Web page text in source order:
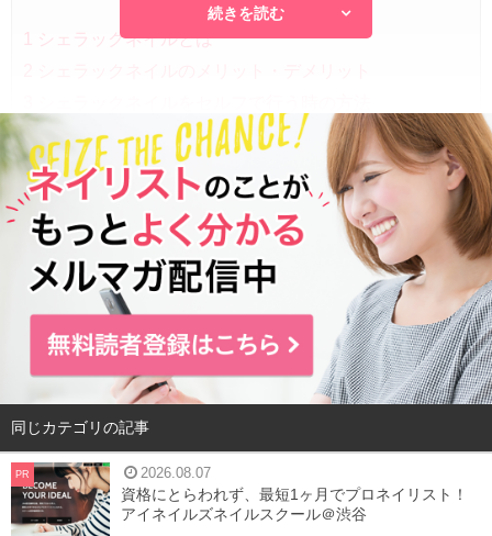
1
シェラックネイルとは
ハイブリッドネイルを使いこなして、指先美人に
シェラックネイルとは
続きを読む
同じカテゴリの記事
PR 2026.08.07
資格にとらわれず、最短1ヶ月でプロネイリスト！
アイネイルズネイルスクール＠渋谷